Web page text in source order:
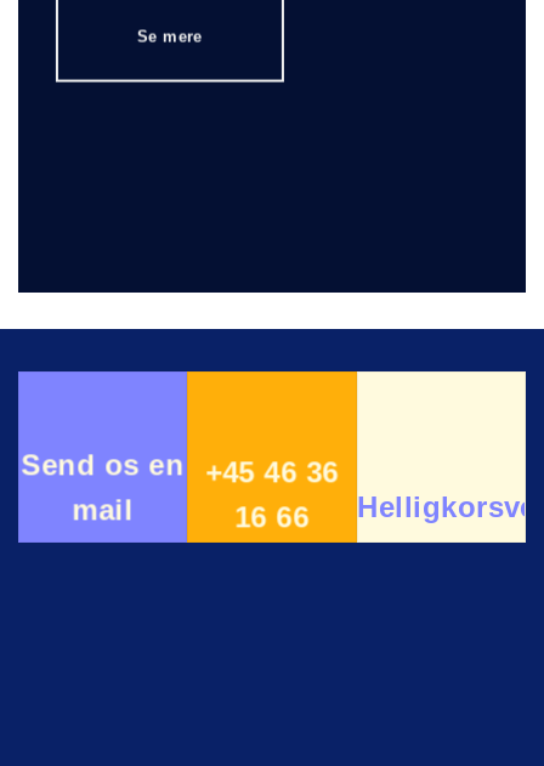
Se mere
Send os en
mail
+45 46 36
16 66
11